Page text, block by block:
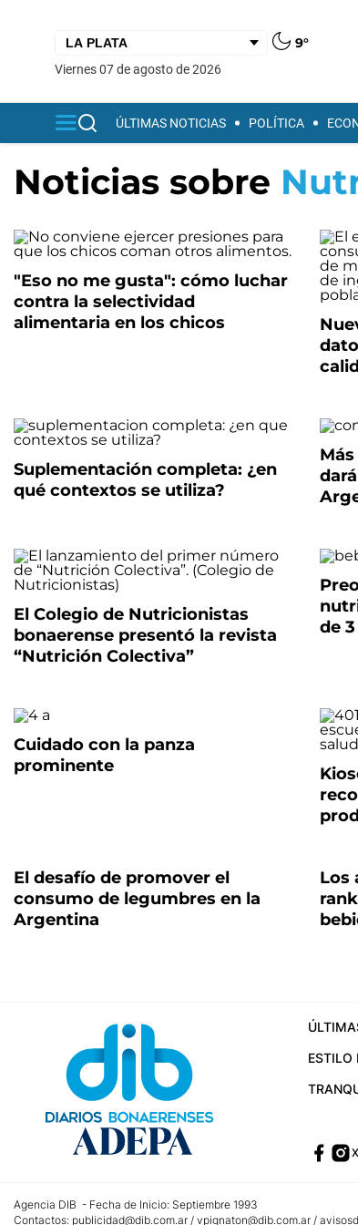
9°
viernes 07 de agosto de 2026
ÚLTIMAS NOTICIAS POLÍTICA
Noticias sobre
"Eso no me gusta": cómo luchar
contra la selectividad
alimentaria en los chicos
Suplementación completa: ¿en
qué contextos se utiliza?
El Colegio de Nutricionistas
bonaerense presentó la revista
“Nutrición Colectiva”
de
Cuidado con la panza
prominente
El desafío de promover el
consumo de legumbres en la
Argentina
Los
ESTILO
X
Agencia DIB - Fecha de Inicio: Septiembre 1993
Contactos: publicidad@dib.com.ar / vpignaton@dib.com.ar /